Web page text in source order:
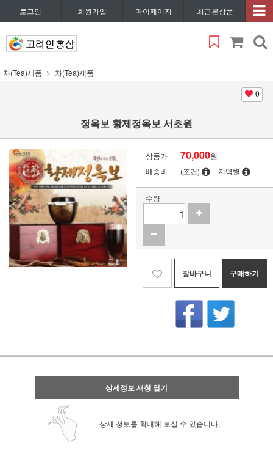
로그인 회원가입 마이페이지 최근본상품
차(Tea)제품 차(Tea)제품
0
정옥보 황제정옥보 서초원
상품가 70,000원
배송비
(조건) 지역별
수량
장바구니 구매하기
상세정보 새창 열기
상세 정보를 확대해 보실 수 있습니다.